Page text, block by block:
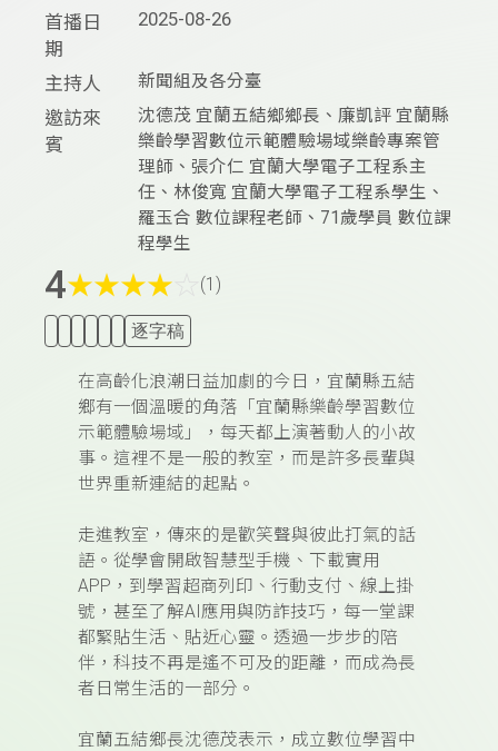
首播日
期
2025-08-26
主持人 新聞組及各分臺
邀訪來
賓
沈德茂 宜蘭五結鄉鄉長、廉凱評 宜蘭縣
樂齡學習數位示範體驗場域樂齡專案管
理師、張介仁 宜蘭大學電子工程系主
任、林俊寬 宜蘭大學電子工程系學生、
羅玉合 數位課程老師、71歲學員 數位課
程學生
4★★★★ (1)
逐字稿
在高齡化浪潮日益加劇的今日，宜蘭縣五結
鄉有一個溫暖的角落「宜蘭縣樂齡學習數位
示範體驗場域」，每天都上演著動人的小故
事。這裡不是一般的教室，而是許多長輩與
世界重新連結的起點。
走進教室，傳來的是歡笑聲與彼此打氣的話
語。從學會開啟智慧型手機、下載實用
APP，到學習超商列印、行動支付、線上掛
號，甚至了解AI應用與防詐技巧，每一堂課
都緊貼生活、貼近心靈。透過一步步的陪
伴，科技不再是遙不可及的距離，而成為長
者日常生活的一部分。
宜蘭五結鄉長沈德茂表示，成立數位學習中